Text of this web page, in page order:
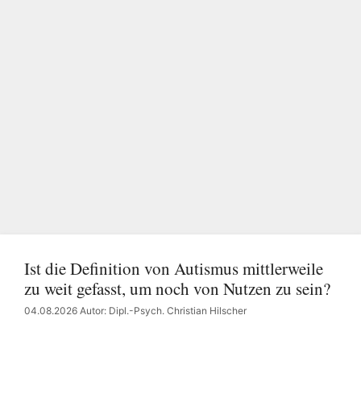
Ist die Definition von Autismus mittlerweile
zu weit gefasst, um noch von Nutzen zu sein?
04.08.2026 Autor: Dipl.-Psych. Christian Hilscher